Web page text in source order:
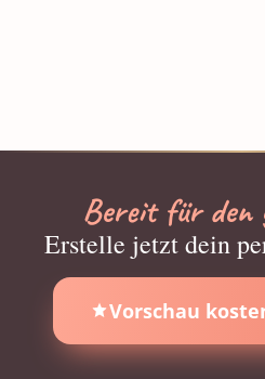
Bereit für den
Erstelle jetzt dein
Vorschau